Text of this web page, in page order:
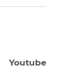
Youtube